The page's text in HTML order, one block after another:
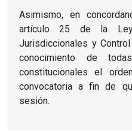
Asimismo, en
artículo 25 de la Ley
Jurisdiccionales y
conocimiento de
constitucionales el
convocatoria a fin de
sesión.